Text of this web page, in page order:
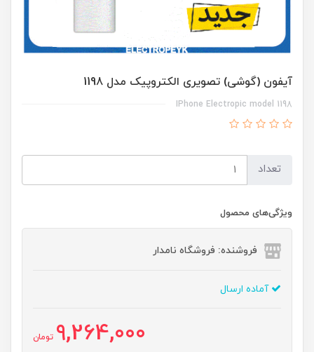
آیفون (گوشی) تصویری الکتروپیک مدل 1198
IPhone Electropic model 1198
تعداد
ویژگی‌های محصول
فروشنده: فروشگاه نامدار
آماده ارسال
9,264,000 تومان